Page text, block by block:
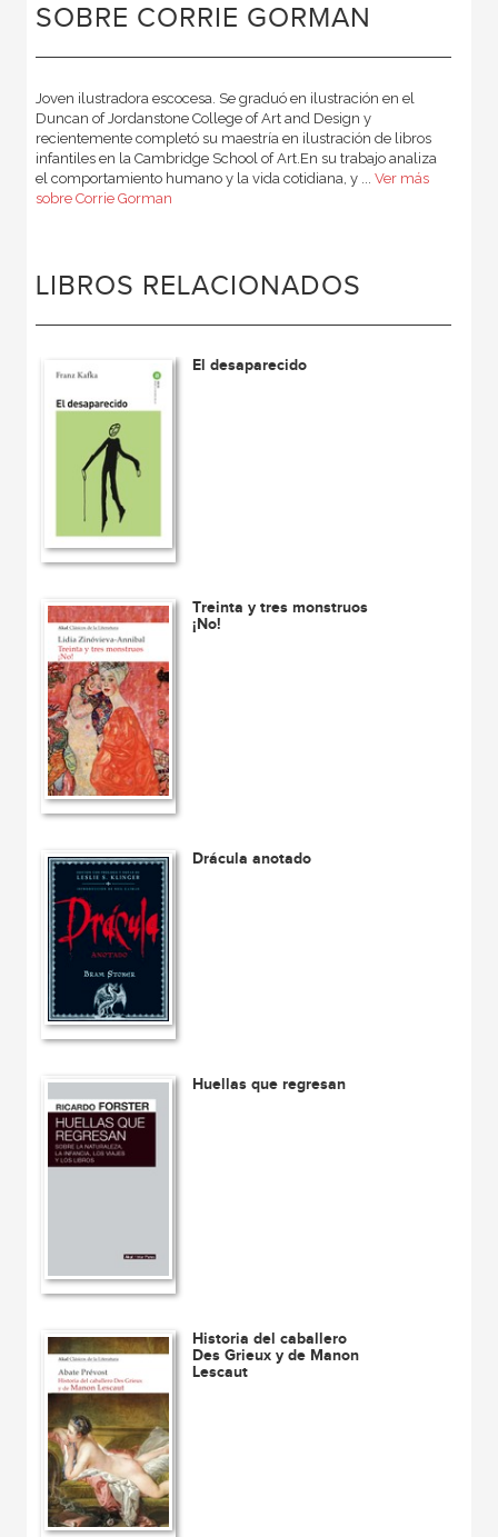
SOBRE CORRIE GORMAN
Joven ilustradora escocesa. Se graduó en ilustración en el
Duncan of Jordanstone College of Art and Design y
recientemente completó su maestría en ilustración de libros
infantiles en la Cambridge School of Art.En su trabajo analiza
el comportamiento humano y la vida cotidiana, y ... Ver más
sobre Corrie Gorman
LIBROS RELACIONADOS
El desaparecido
Treinta y tres monstruos
¡No!
Drácula anotado
Huellas que regresan
Historia del caballero
Des Grieux y de Manon
Lescaut